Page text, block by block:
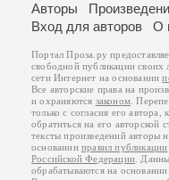
Авторы
Вход для авторов
О
Портал Проза.ру
свободной публикации своих
сети Интернет на основании
Все авторские права на
и охраняются законом.
только с согласия его
обратиться на его авторской
тексты произведений авторы
основанииправил публикации
Российской Федерации.
обрабатываются на основании